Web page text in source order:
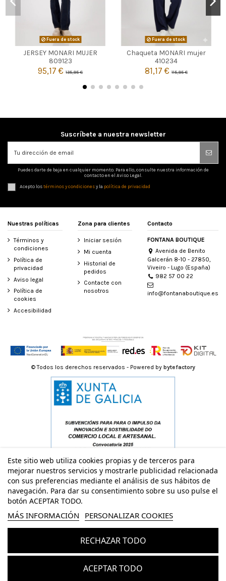
Fuera de stock
JERSEY MONARI MUJER
809123
95,17 €135,95 €
 Agotado
Fuera de stock
Chaqueta MONARI mujer
410234
81,17 € 115,95 €
 Agotado
Suscríbete a nuestra newsletter
Puedes darte de baja en cualquier momento. Para ello, consulte nuestra información de
contacto en el Aviso Legal.
Acepto lostérminos y condicionesy la política de privacidad
Nuestras políticas
Términos y
condiciones
Política de
privacidad
Aviso legal
Política de
cookies
Accesibilidad
Zona para clientes
Iniciar sesión
Mi cuenta
Historial de
pedidos
Contacte con
nosotros
Contacto
FONTANA BOUTIQUE
Avenida de Benito
Galcerán 8-10 - 27850,
Viveiro - Lugo (España)
982 57 00 22
info@fontanaboutique.es
Este sitio web utiliza cookies propias y de terceros para
mejorar nuestros servicios y mostrarle publicidad relacionada
con sus preferencias mediante el análisis de sus hábitos de
navegación. Para dar su consentimiento sobre su uso pulse el
botón ACEPTAR TODO.
MÁS INFORMACIÓN PERSONALIZAR COOKIES
RECHAZAR TODO
ACEPTAR TODO
© Todos los derechos reservados - Powered by bytefactory